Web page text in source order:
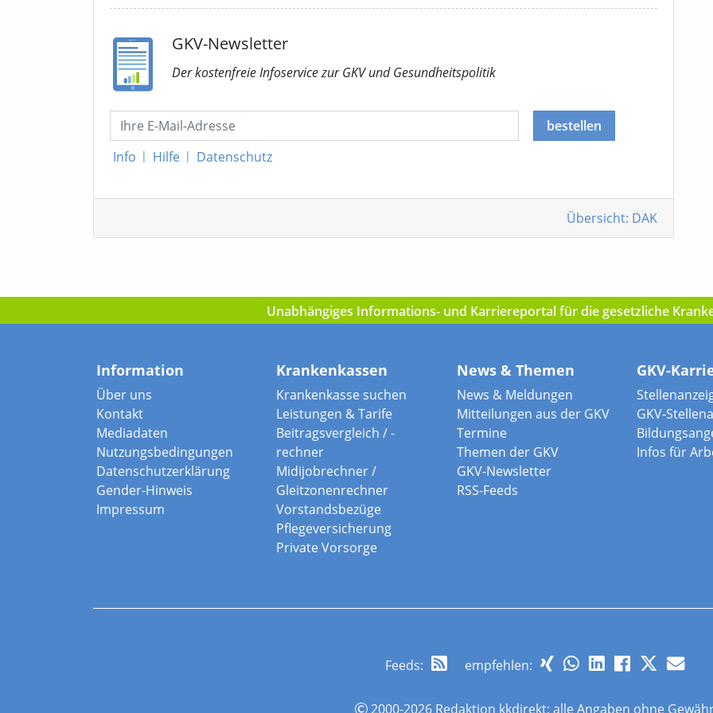
GKV-Newsletter
Der kostenfreie Infoservicezur GKVund Gesundheitspolitik
Info | Hilfe | Datenschutz
bestellen
Übersicht: DAK
Unabhängiges Informations- und Karriereportal für die gesetzliche
Information
Über uns
Kontakt
Mediadaten
Nutzungsbedingungen
Datenschutzerklärung
Gender-Hinweis
Impressum
Krankenkassen
Krankenkasse suchen
Leistungen & Tarife
Beitragsvergleich / -
rechner
Midijobrechner /
Gleitzonenrechner
Vorstandsbezüge
Pflegeversicherung
Private Vorsorge
News & Themen
News & Meldungen
Mitteilungen aus der GKV
Termine
Themen der GKV
GKV-Newsletter
RSS-Feeds
GKV-
GKV-
Infos für
Feeds: empfehlen:
2000-2026 Redaktion kkdirekt; alle Angaben ohne